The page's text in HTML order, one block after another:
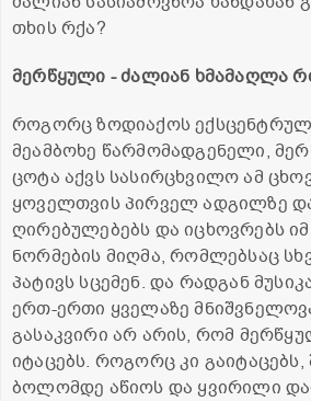
თხის რქა?
მერწყული - ძალიან ხმამაღლა
როგორც ზოდიაქოს
მეამბოხე წარმომადგენელი,
ცოტა აქვს სასირცხვილო ამ
ყოველთვის პირველ ადგილზე
ღირებულებებს და იცხოვრებს
ნორმების მიღმა, რომლებსაც
პატივს სცემენ. და რადგან
ერთ-ერთი ყველაზე
გასაკვირი არ არის, რომ
იტაცებს. როგორც კი გაიტაცებს,
ბოლომდე აწიოს და ყვირილი